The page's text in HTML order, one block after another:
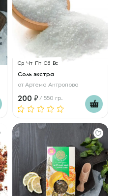
Ср Чт Пт Сб Вс
Соль экстра
от Артема Антропова
200 / 550 гр.